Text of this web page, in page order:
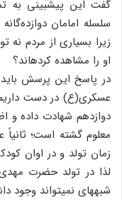
گفت این پیش‏بینی به
سلسله امامان
زیرا بسیاری از مردم نه
او را مشاهده کرده‏اند؟
در پاسخ این پرسش باید
عسکری(ع) در دست داریم
دوازدهم شهادت داده و
معلوم گشته است؛ ثانیاً
زمان تولد و در اوان
لذا در تولد حضرت
شبهه‏ای نمی‏تواند وجود